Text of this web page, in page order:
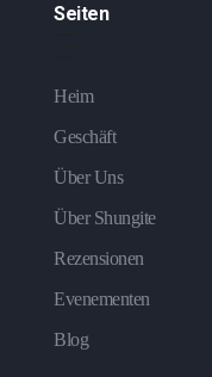
Seiten
Heim
Geschäft
Über Uns
Über Shungite
Rezensionen
Evenementen
Blog